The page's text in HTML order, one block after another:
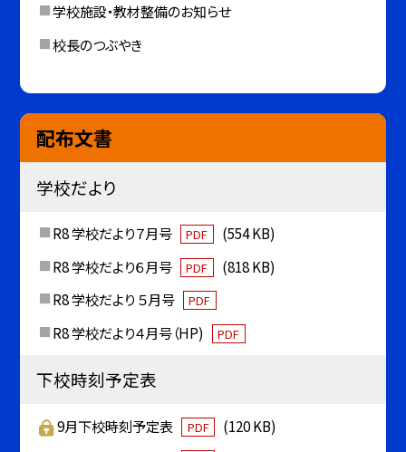
学校施設・教材整備のお知らせ
校長のつぶやき
配布文書
学校だより
R8 学校だより７月号 PDF
(554 KB)
R8 学校だより６月号
PDF
(818 KB)
R8 学校だより ５月号
PDF
R8 学校だより４月号（HP) PDF
下校時刻予定表
9月下校時刻予定表 PDF
(120 KB)